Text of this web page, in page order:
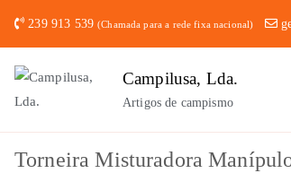
conteúdo
239 913 539(Chamada para a rede fixa nacional)
Campilusa, Lda.
Artigos de campismo
Torneira Misturadora